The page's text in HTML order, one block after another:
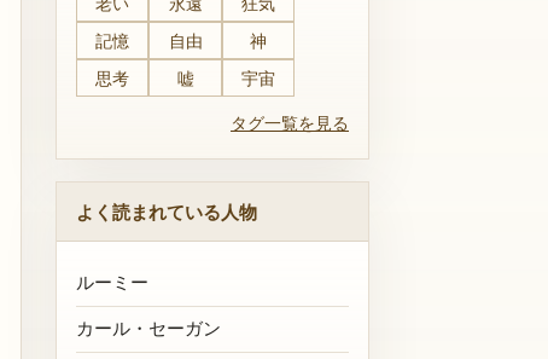
記憶
自由
神
思考
嘘 宇宙
タグ一覧を見る
よく読まれている人物
ルーミー
カール・セーガン